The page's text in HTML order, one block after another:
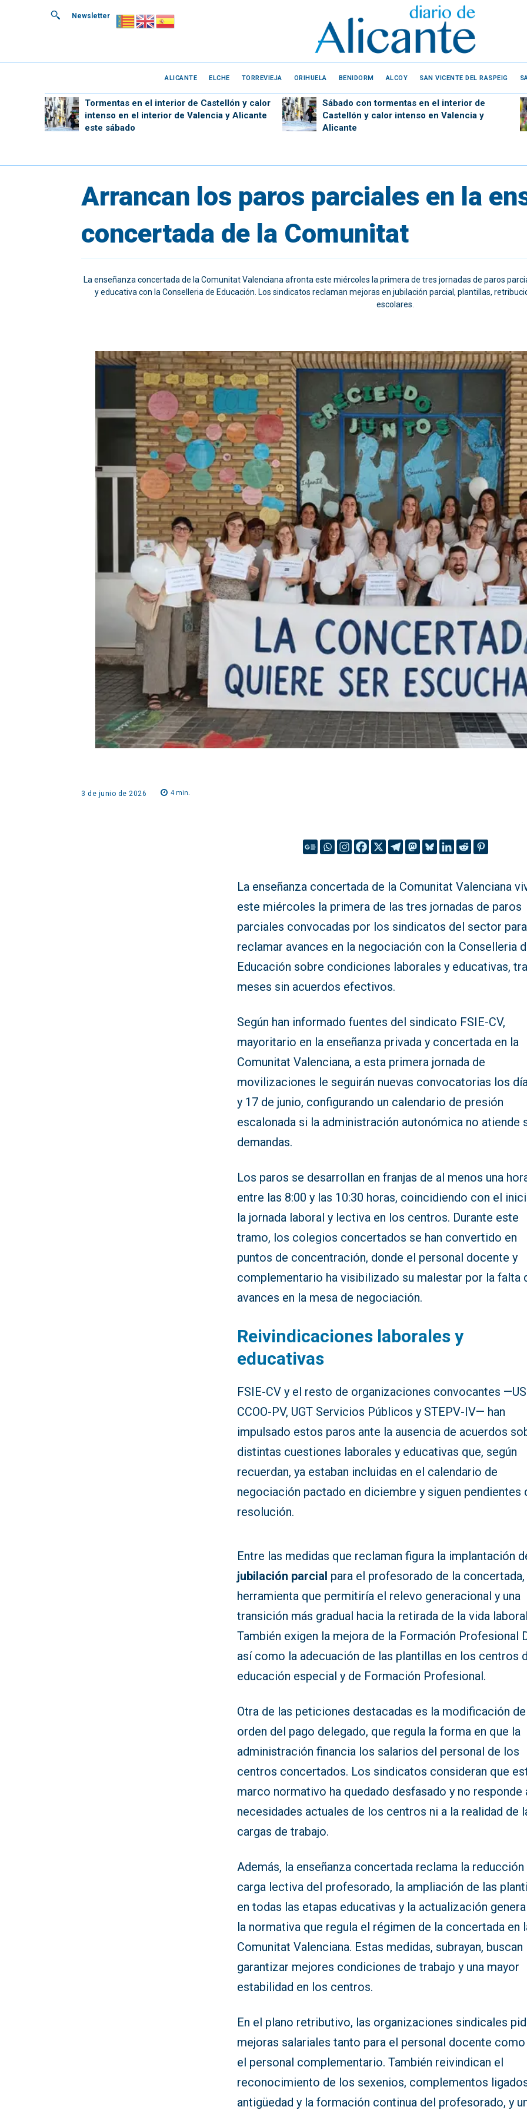
Newsletter
ALICANTE ELCHE TORREVIEJA ORIHUELA BENIDORM ALCOY SAN VICENTE DEL RASPEIG
Tormentas en el interior de Castellón y calor
intenso en el interior de Valencia y Alicante
este sábado
Sábado con tormentas en el interior de
Castellón y calor intenso en Valencia y
Alicante
Arrancan los paros parciales en la
concertada de la Comunitat
La enseñanza concertada de la Comunitat Valenciana afronta este miércoles la primera de tres jornadas de paros
y educativa con la Conselleria de Educación. Los sindicatos reclaman mejoras en jubilación parcial, plantillas,
escolares.
3 de junio de 2026 4 min.
La enseñanza concertada de la Comunitat Valenciana
este miércoles la primera de las tres jornadas de paros
parciales convocadas por los sindicatos del sector para
reclamar avances en la negociación con la Conselleria
Educación sobre condiciones laborales y educativas,
meses sin acuerdos efectivos.
Según han informado fuentes del sindicato FSIE-CV,
mayoritario en la enseñanza privada y concertada en la
Comunitat Valenciana, a esta primera jornada de
movilizaciones le seguirán nuevas convocatorias los
y 17 de junio, configurando un calendario de presión
escalonada si la administración autonómica no atiende
demandas.
Los paros se desarrollan en franjas de al menos una
entre las 8:00 y las 10:30 horas, coincidiendo con el
la jornada laboral y lectiva en los centros. Durante este
tramo, los colegios concertados se han convertido en
puntos de concentración, donde el personal docente y
complementario ha visibilizado su malestar por la falta
avances en la mesa de negociación.
Reivindicaciones laborales y
educativas
FSIE-CV y el resto de organizaciones convocantes
CCOO-PV, UGT Servicios Públicos y STEPV-IV— han
impulsado estos paros ante la ausencia de acuerdos
distintas cuestiones laborales y educativas que, según
recuerdan, ya estaban incluidas en el calendario de
negociación pactado en diciembre y siguen pendientes
resolución.
Entre las medidas que reclaman figura la implantación
jubilación parcial para el profesorado de la concertada,
herramienta que permitiría el relevo generacional y una
transición más gradual hacia la retirada de la vida
También exigen la mejora de la Formación Profesional
así como la adecuación de las plantillas en los centros
educación especial y de Formación Profesional.
Otra de las peticiones destacadas es la modificación
orden del pago delegado, que regula la forma en que la
administración financia los salarios del personal de los
centros concertados. Los sindicatos consideran que
marco normativo ha quedado desfasado y no responde
necesidades actuales de los centros ni a la realidad de
cargas de trabajo.
Además, la enseñanza concertada reclama la reducción
carga lectiva del profesorado, la ampliación de las
en todas las etapas educativas y la actualización
la normativa que regula el régimen de la concertada en
Comunitat Valenciana. Estas medidas, subrayan, buscan
garantizar mejores condiciones de trabajo y una mayor
estabilidad en los centros.
En el plano retributivo, las organizaciones sindicales
mejoras salariales tanto para el personal docente como
el personal complementario. También reivindican el
reconocimiento de los sexenios, complementos
antigüedad y la formación continua del profesorado, y